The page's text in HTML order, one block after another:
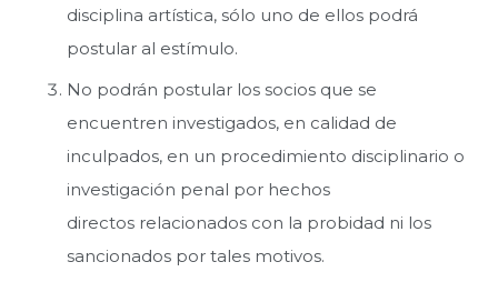
disciplina artística, sólo uno de ellos podrá
postular al estímulo.
No podrán postular los socios que se
encuentren investigados, en calidad de
inculpados, en un procedimiento disciplinario o
investigación penal por hechos
directos relacionados con la probidad ni los
sancionados por tales motivos.